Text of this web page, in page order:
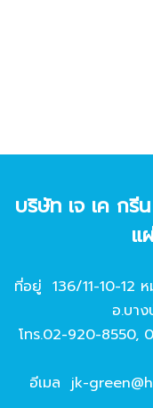
บริษัท เจ เค กรี
แ
ที่อยู่ 136/11-10-12
อ.บาง
โทร.02-920-8550,
อีเมล jk-